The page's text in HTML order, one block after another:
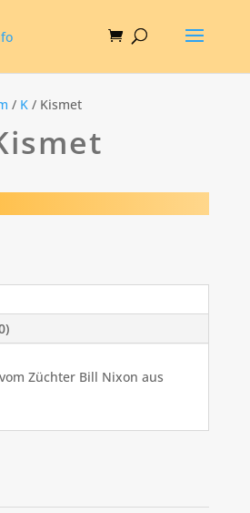
/ K/ Kismet
Züchter Bill Nixon aus